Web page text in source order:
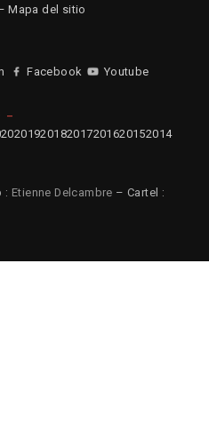
Mapa del sitio
Facebook Youtube
201920182017201620152014
: Etienne Delcambre – Cartel :